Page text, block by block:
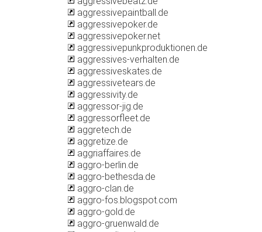
aggressivepaintball.de
aggressivepoker.de
aggressivepoker.net
aggressivepunkproduktionen.de
aggressives-verhalten.de
aggressiveskates.de
aggressivetears.de
aggressivity.de
aggressor-jig.de
aggressorfleet.de
aggretech.de
aggretize.de
aggriaffaires.de
aggro-berlin.de
aggro-bethesda.de
aggro-clan.de
aggro-fos.blogspot.com
aggro-gold.de
aggro-gruenwald.de